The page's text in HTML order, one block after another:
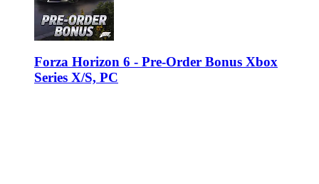
Forza Horizon 6 - Pre-Order Bonus Xbox
Series X/S, PC